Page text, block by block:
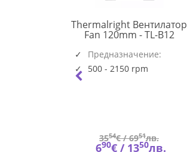
Thermalright Вентилатор
Fan 120mm - TL-B12TL-
Предназначение:
Системен
500 - 2150 rpm
3554€ /6951лв.
690€ / 1350лв.